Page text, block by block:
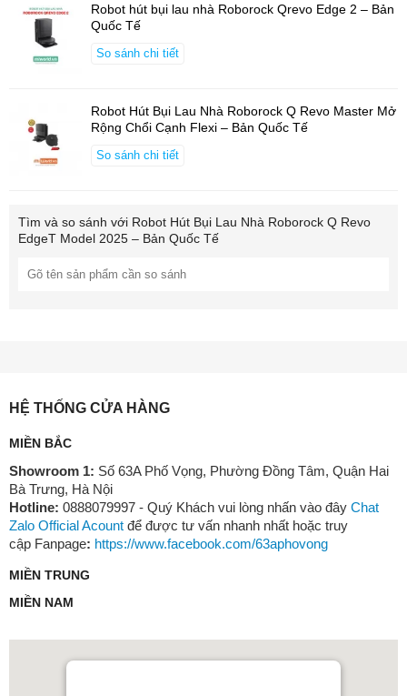
chướng ngại vật nhỏ trên sàn.
Trạm Sạc Đa Năng 3.0 – “Trợ Lý Dọn
Một trong những điểm sáng của
đa năng 3.0, tích hợp8 tính nănghỗ trợ làm sạch tự động:
Tự động đổ bụivào túi chứa, tránh phát tán bụi ra môi
trường
Giặt giẻ lau bằng nước nóng 75°C
hiệu quả
Robot hút bụi lau nhà Roborock Qrevo Edge 2 – Bản
Quốc Tế
So sánh chi tiết
Robot Hút Bụi Lau Nhà Roborock Q Revo Master Mở
Rộng Chổi Cạnh Flexi – Bản Quốc Tế
So sánh chi tiết
Tìm và so sánh với Robot Hút Bụi Lau Nhà Roborock Q Revo
EdgeT Model 2025 – Bản Quốc Tế
HỆ THỐNG CỬA HÀNG
MIỀN BẮC
Showroom 1: Số 63A Phố Vọng, Phường Đồng Tâm, Quận Hai
Bà Trưng, Hà Nội
Hotline: 0888079997 - Quý Khách vui lòng nhấn vào đây Chat
Zalo Official Acount để được tư vấn nhanh nhất hoặc truy
cập Fanpage: https://www.facebook.com/63aphovong
MIỀN TRUNG
MIỀN NAM